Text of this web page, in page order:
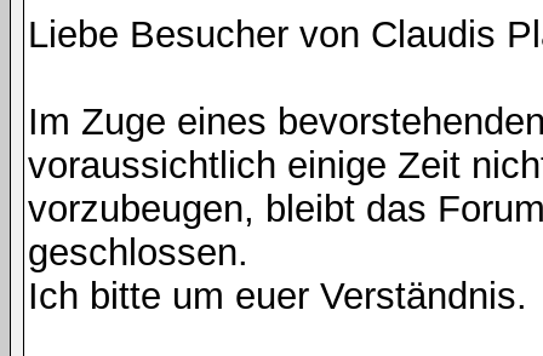
Liebe Besucher von Claudis
Im Zuge eines
voraussichtlich einige Zeit
vorzubeugen, bleibt das
geschlossen.
Ich bitte um euer Verständnis.